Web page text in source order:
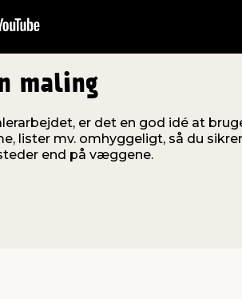
maling
er det en god idé at
lister mv. omhyggeligt, så du
end på væggene.